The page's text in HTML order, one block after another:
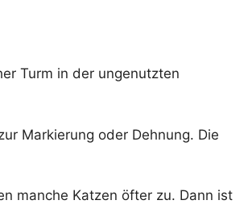
Turm in der ungenutzten
Markierung oder Dehnung. Die
manche Katzen öfter zu. Dann ist